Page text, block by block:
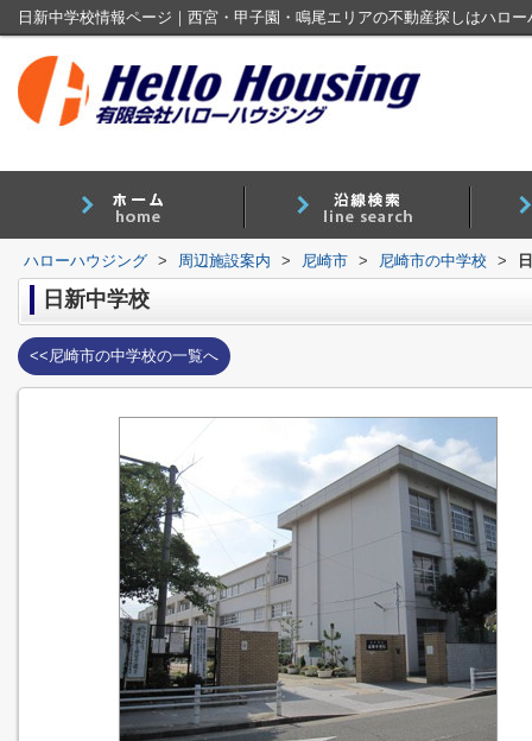
日新中学校情報ページ｜西宮・甲子園・鳴尾エリアの不動産探しはハロ
ハローハウジング > 周辺施設案内 > 尼崎市 > 尼崎市の中学校 >
日新中学校
<<尼崎市の中学校の一覧へ